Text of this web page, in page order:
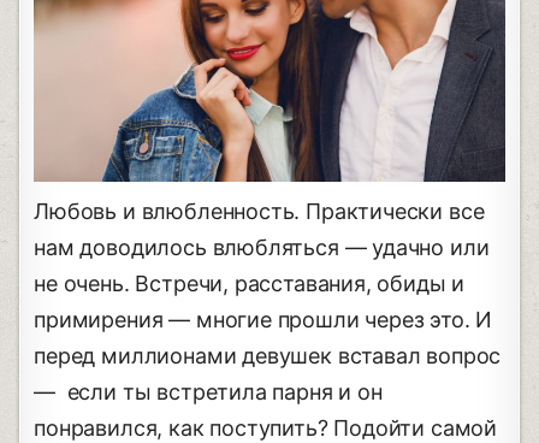
Любовь и влюбленность. Практически все
нам доводилось влюбляться — удачно или
не очень. Встречи, расставания, обиды и
примирения — многие прошли через это. И
перед миллионами девушек вставал вопрос
— если ты встретила парня и он
понравился, как поступить? Подойти самой